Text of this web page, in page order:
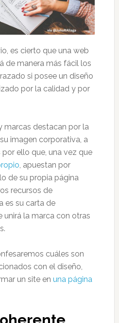
es cierto que una web
de manera más fácil los
si posee un diseño
por la calidad y por
marcas destacan por la
imagen corporativa, a
ello que, una vez que
, apuestan por
de su propia página
recursos de
es su carta de
unirá la marca con otras
cuáles son
con el diseño,
un site en una página